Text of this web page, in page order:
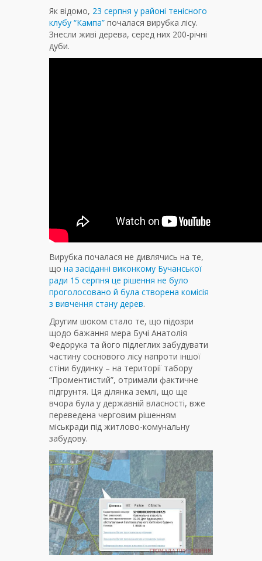
Як відомо, 23 серпня у районі тенісного
клубу “Кампа” почалася вирубка лісу.
Знесли живі дерева, серед них 200-річні
дуби.
Вирубка почалася не дивлячись на те,
що на засіданні виконкому Бучанської
ради 15 серпня це рішення не було
проголосовано й була створена комісія
з вивчення стану дерев.
Другим шоком стало те, що підозри
щодо бажання мера Бучі Анатолія
Федорука та його підлеглих забудувати
частину соснового лісу напроти іншої
стіни будинку – на території табору
“Проментистий”, отримали фактичне
підгрунтя. Ця ділянка землі, що ще
вчора була у державній власності, вже
переведена черговим рішенням
міськради під житлово-комунальну
забудову.